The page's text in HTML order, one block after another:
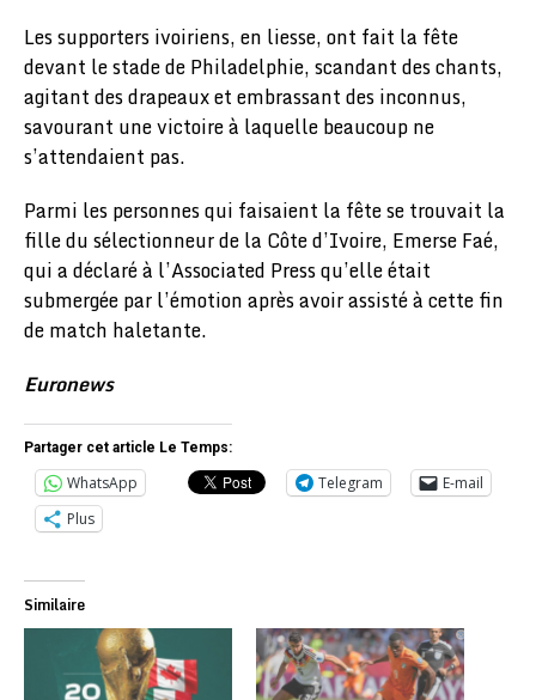
Les supporters ivoiriens, en liesse, ont fait la fête
devant le stade de Philadelphie, scandant des chants,
agitant des drapeaux et embrassant des inconnus,
savourant une victoire à laquelle beaucoup ne
s’attendaient pas.
Parmi les personnes qui faisaient la fête se trouvait la
fille du sélectionneur de la Côte d’Ivoire, Emerse Faé,
qui a déclaré à l’Associated Press qu’elle était
submergée par l’émotion après avoir assisté à cette fin
de match haletante.
Euronews
Partager cet article Le Temps:
WhatsApp Telegram
E-mail
Plus
Similaire